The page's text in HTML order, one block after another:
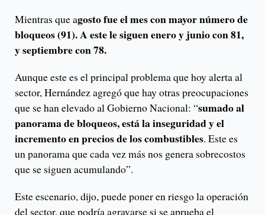
Mientras que agosto fue el mes con mayor número de
bloqueos (91). A este le siguen enero y junio con 81,
y septiembre con 78.
Aunque este es el principal problema que hoy alerta al
sector, Hernández agregó que hay otras preocupaciones
que se han elevado al Gobierno Nacional: “sumado al
panorama de bloqueos, está la inseguridad y el
incremento en precios de los combustibles. Este es
un panorama que cada vez más nos genera sobrecostos
que se siguen acumulando”.
Este escenario, dijo, puede poner en riesgo la operación
del sector, que podría agravarse si se aprueba el